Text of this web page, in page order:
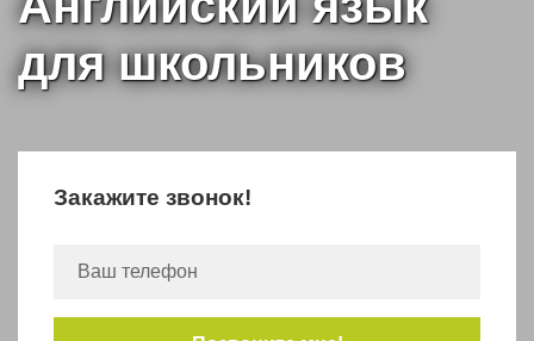
для школьников
Закажите звонок!